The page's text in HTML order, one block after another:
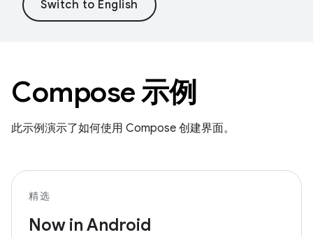
Compose 示例
此示例演示了如何使用 Compose 创建界面。
精选
Now in Android